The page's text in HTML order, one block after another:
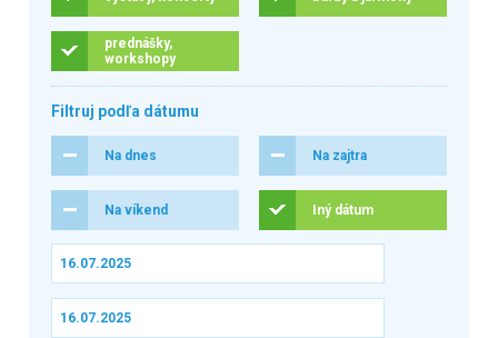
prednášky,
workshopy
Filtruj podľa dátumu
Na dnes Na zajtra
Na víkend Iný dátum